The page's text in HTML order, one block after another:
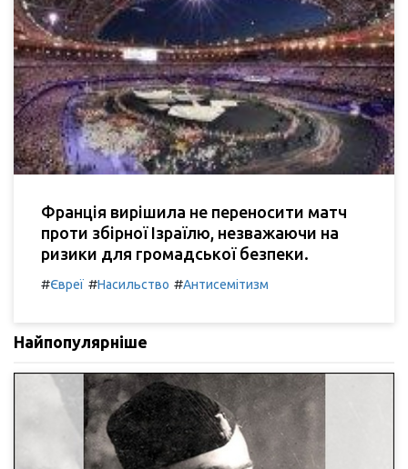
Франція вирішила не переносити матч
проти збірної Ізраїлю, незважаючи на
ризики для громадської безпеки.
#Євреї #Насильство #Антисемітизм
Найпопулярніше